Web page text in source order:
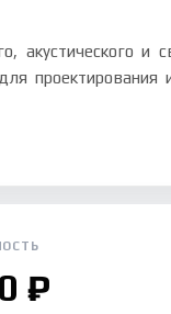
акустического и
проектирования
₽